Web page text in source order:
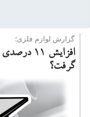
گزارش لوازم فلزی؛
افزایش
گرفت؟